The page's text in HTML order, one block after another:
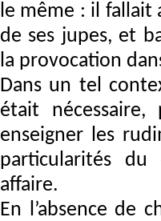
le même : il fallait
de ses jupes, et
la provocation
Dans un tel
était
enseigner les
particularités
affaire.
En l’absence de